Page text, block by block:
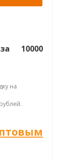
10000
на